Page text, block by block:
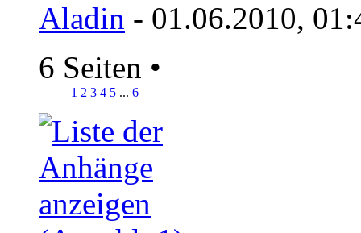
Aladin - 01.06.2010,
6 Seiten •
1 2 3 4 5 ... 6